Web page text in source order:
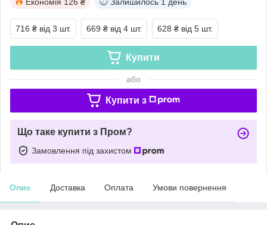
716 ₴ від 3 шт. 669 ₴ від 4 шт. 628 ₴ від 5 шт.
Купити
або
Купити з
Що таке купити з Пром?
Замовлення під захистом
Опис Доставка Оплата Умови повернення